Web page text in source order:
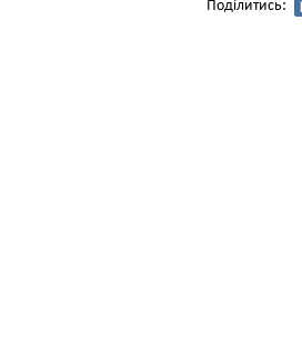
Поділитись: